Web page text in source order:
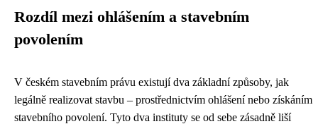
Rozdíl mezi ohlášením a stavebním
povolením
V českém stavebním právu existují dva základní způsoby, jak
legálně realizovat stavbu – prostřednictvím ohlášení nebo získáním
stavebního povolení. Tyto dva instituty se od sebe zásadně liší